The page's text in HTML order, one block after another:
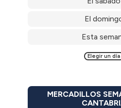
El
Esta
Elegir un día
MERCADILLOS